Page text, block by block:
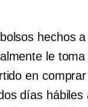
hechos
le
en
días hábiles